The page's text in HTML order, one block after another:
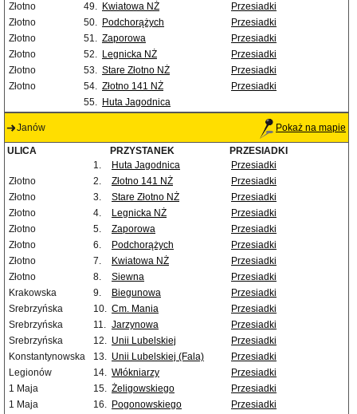
Złotno
49. Kwiatowa NŻ
Przesiadki
Złotno
50. Podchorążych
Przesiadki
Złotno
51. Zaporowa
Przesiadki
Złotno
52. Legnicka NŻ
Przesiadki
Złotno
53. Stare Złotno NŻ
Przesiadki
Złotno
54. Złotno 141 NŻ
Przesiadki
55. Huta Jagodnica
Janów Pokaż na mapie
ULICA PRZYSTANEK
PRZESIADKI
1.
Huta Jagodnica
Przesiadki
Złotno
2. Złotno 141 NŻ
Przesiadki
Złotno
3. Stare Złotno NŻ
Przesiadki
Złotno
4. Legnicka NŻ
Przesiadki
Złotno
5. Zaporowa
Przesiadki
Złotno
6. Podchorążych
Przesiadki
Złotno
7. Kwiatowa NŻ
Przesiadki
Złotno
8. Siewna
Przesiadki
Krakowska
9. Biegunowa
Przesiadki
Srebrzyńska
10. Cm. Mania
Przesiadki
Srebrzyńska
11. Jarzynowa
Przesiadki
Srebrzyńska
12. Unii Lubelskiej
Przesiadki
Konstantynowska
13. Unii Lubelskiej (Fala)
Przesiadki
Legionów
14. Włókniarzy
Przesiadki
1 Maja
15. Żeligowskiego
Przesiadki
1 Maja
16. Pogonowskiego
Przesiadki